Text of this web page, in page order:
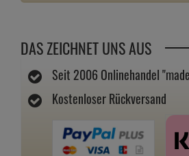
DAS ZEICHNET UNS AUS
Seit 2006 Onlinehandel
Kostenloser Rückversand